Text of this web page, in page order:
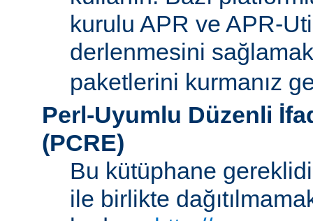
kurulu APR ve APR-
derlenmesini
paketlerini kurmanız
Perl-Uyumlu Düzenli
(PCRE)
Bu kütüphane
ile birlikte